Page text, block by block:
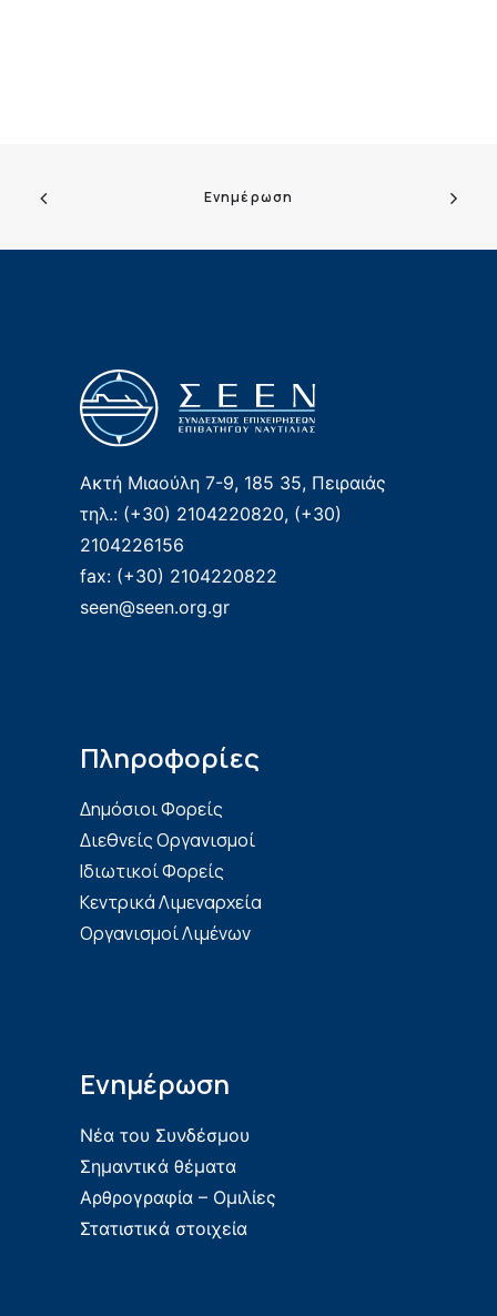
Ενημέρωση
Ακτή Μιαούλη 7-9, 185 35, Πειραιάς
τηλ.: (+30) 2104220820, (+30)
2104226156
fax: (+30) 2104220822
seen@seen.org.gr
Πληροφορίες
Δημόσιοι Φορείς
Διεθνείς Οργανισμοί
Ιδιωτικοί Φορείς
Κεντρικά Λιμεναρχεία
Οργανισμοί Λιμένων
Ενημέρωση
Νέα του Συνδέσμου
Σημαντικά θέματα
Αρθρογραφία – Ομιλίες
Στατιστικά στοιχεία